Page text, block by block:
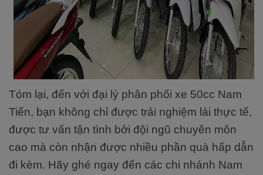
Tóm lại, đến với đại lý phân phối xe 50cc Nam
Tiến, bạn không chỉ được trải nghiệm lái thực tế,
được tư vấn tận tình bởi đội ngũ chuyên môn
cao mà còn nhận được nhiều phần quà hấp dẫn
đi kèm. Hãy ghé ngay đến các chi nhánh Nam